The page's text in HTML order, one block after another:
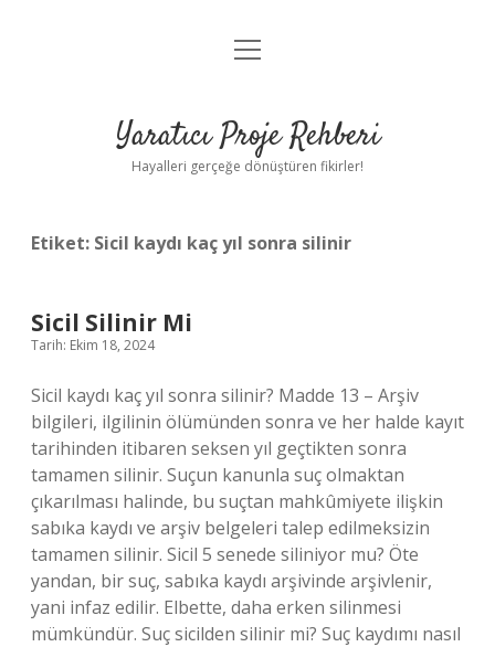
Anasayfa
Yasal Uyarı
menüyü
Yaratıcı Proje Rehberi
Hayalleri gerçeğe dönüştüren fikirler!
Etiket: Sicil kaydı kaç yıl sonra silinir
Sicil Silinir Mi
Tarih: Ekim 18, 2024
Sicil kaydı kaç yıl sonra silinir? Madde 13 – Arşiv
bilgileri, ilgilinin ölümünden sonra ve her halde kayıt
tarihinden itibaren seksen yıl geçtikten sonra
tamamen silinir. Suçun kanunla suç olmaktan
çıkarılması halinde, bu suçtan mahkûmiyete ilişkin
sabıka kaydı ve arşiv belgeleri talep edilmeksizin
tamamen silinir. Sicil 5 senede siliniyor mu? Öte
yandan, bir suç, sabıka kaydı arşivinde arşivlenir,
yani infaz edilir. Elbette, daha erken silinmesi
mümkündür. Suç sicilden silinir mi? Suç kaydımı nasıl